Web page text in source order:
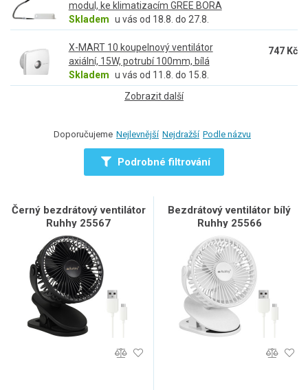
modul, ke klimatizacím GREE BORA
Skladem u vás od 18.8. do 27.8.
X-MART 10 koupelnový ventilátor
axiální, 15W, potrubí 100mm, bílá
Skladem u vás od 11.8. do 15.8.
747 Kč
Zobrazit další
Doporučujeme Nejlevnější Nejdražší Podle názvu
Podrobné filtrování
Černý bezdrátový ventilátor
Ruhhy 25567
Bezdrátový ventilátor bílý
Ruhhy 25566